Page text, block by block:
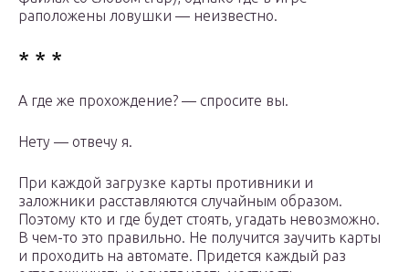
раположены ловушки — неизвестно.
* * *
А где же прохождение? — спросите вы.
Нету — отвечу я.
При каждой загрузке карты противники и
заложники расставляются случайным образом.
Поэтому кто и где будет стоять, угадать невозможно.
В чем-то это правильно. Не получится заучить карты
и проходить на автомате. Придется каждый раз